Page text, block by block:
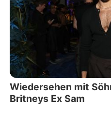
Wiedersehen mit
Britneys Ex Sam